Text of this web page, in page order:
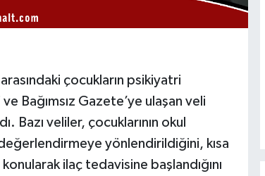
çocukların psikiyatri
Bağımsız Gazete’ye ulaşan veli
Bazı veliler, çocuklarının okul
yönlendirildiğini, kısa
ilaç tedavisine başlandığını